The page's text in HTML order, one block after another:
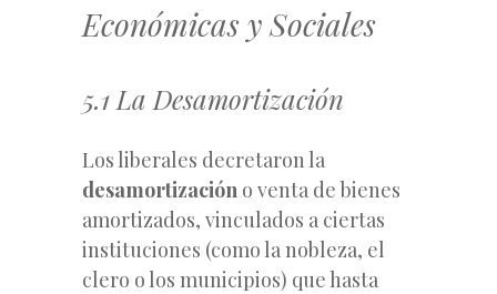
Económicas y Sociales
5.1 La Desamortización
Los liberales decretaron la
desamortización o venta de bienes
amortizados, vinculados a ciertas
instituciones (como la nobleza, el
clero o los municipios) que hasta